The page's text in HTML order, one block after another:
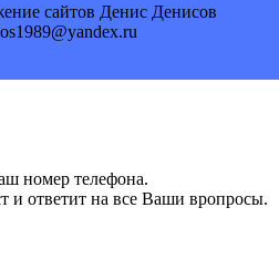
сайтов Денис Денисов
номер телефона.
и ответит на все Ваши вропросы.